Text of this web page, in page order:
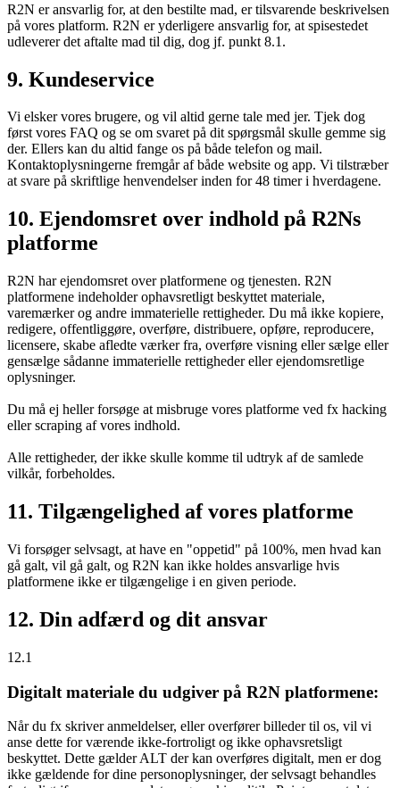
R2N er ansvarlig for, at den bestilte mad, er tilsvarende beskrivelsen
på vores platform. R2N er yderligere ansvarlig for, at spisestedet
udleverer det aftalte mad til dig, dog jf. punkt 8.1.
9. Kundeservice
Vi elsker vores brugere, og vil altid gerne tale med jer. Tjek dog
først vores FAQ og se om svaret på dit spørgsmål skulle gemme sig
der. Ellers kan du altid fange os på både telefon og mail.
Kontaktoplysningerne fremgår af både website og app. Vi tilstræber
at svare på skriftlige henvendelser inden for 48 timer i hverdagene.
10. Ejendomsret over indhold på R2Ns
platforme
R2N har ejendomsret over platformene og tjenesten. R2N
platformene indeholder ophavsretligt beskyttet materiale,
varemærker og andre immaterielle rettigheder. Du må ikke kopiere,
redigere, offentliggøre, overføre, distribuere, opføre, reproducere,
licensere, skabe afledte værker fra, overføre visning eller sælge eller
gensælge sådanne immaterielle rettigheder eller ejendomsretlige
oplysninger.
Du må ej heller forsøge at misbruge vores platforme ved fx hacking
eller scraping af vores indhold.
Alle rettigheder, der ikke skulle komme til udtryk af de samlede
vilkår, forbeholdes.
11. Tilgængelighed af vores platforme
Vi forsøger selvsagt, at have en "oppetid" på 100%, men hvad kan
gå galt, vil gå galt, og R2N kan ikke holdes ansvarlige hvis
platformene ikke er tilgængelige i en given periode.
12. Din adfærd og dit ansvar
12.1
Digitalt materiale du udgiver på R2N platformene:
Når du fx skriver anmeldelser, eller overfører billeder til os, vil vi
anse dette for værende ikke-fortroligt og ikke ophavsretsligt
beskyttet. Dette gælder ALT der kan overføres digitalt, men er dog
ikke gældende for dine personoplysninger, der selvsagt behandles